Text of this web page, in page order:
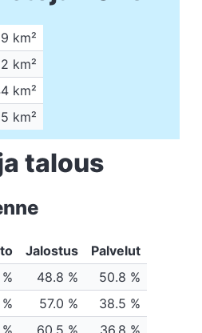
km²
km²
km²
km²
talous
Jalostus
Palvelut
48.8 %
50.8 %
57.0 %
38.5 %
60.5 % 36.8 %